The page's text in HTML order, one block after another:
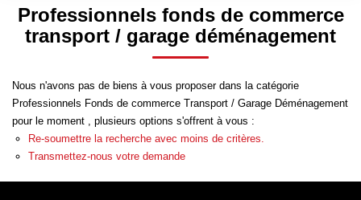
GESTION
Espace Client Gestion
NOTRE AGENCE
Budget max
Professionnels fonds de commerce
transport / garage déménagement
Nous n'avons pas de biens à vous proposer dans la catégorie
Professionnels Fonds de commerce Transport / Garage Déménagement
pour le moment , plusieurs options s'offrent à vous :
Re-soumettre la recherche avec moins de critères.
Transmettez-nous votre demande